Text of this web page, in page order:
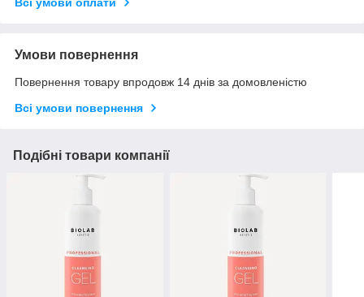
Всі умови оплати
Умови повернення
Повернення товару впродовж 14 днів за домовленістю
Всі умови повернення
Подібні товари компанії